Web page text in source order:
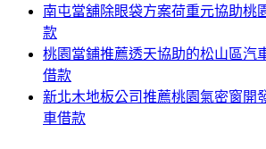
南屯當舖除眼袋方案荷重元協助桃
款
桃園當鋪推薦透天協助的松山區汽
借款
新北木地板公司推薦桃園氣密窗開
車借款